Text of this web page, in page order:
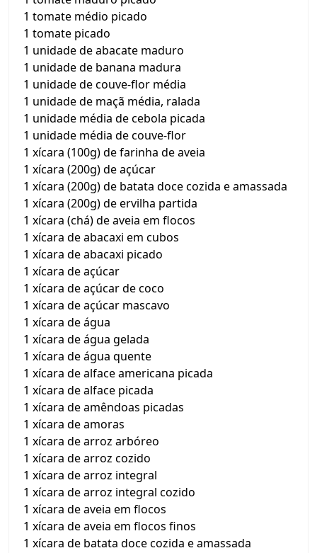
1 tomate médio picado
1 tomate picado
1 unidade de abacate maduro
1 unidade de banana madura
1 unidade de couve-flor média
1 unidade de maçã média, ralada
1 unidade média de cebola picada
1 unidade média de couve-flor
1 xícara (100g) de farinha de aveia
1 xícara (200g) de açúcar
1 xícara (200g) de batata doce cozida e amassada
1 xícara (200g) de ervilha partida
1 xícara (chá) de aveia em flocos
1 xícara de abacaxi em cubos
1 xícara de abacaxi picado
1 xícara de açúcar
1 xícara de açúcar de coco
1 xícara de açúcar mascavo
1 xícara de água
1 xícara de água gelada
1 xícara de água quente
1 xícara de alface americana picada
1 xícara de alface picada
1 xícara de amêndoas picadas
1 xícara de amoras
1 xícara de arroz arbóreo
1 xícara de arroz cozido
1 xícara de arroz integral
1 xícara de arroz integral cozido
1 xícara de aveia em flocos
1 xícara de aveia em flocos finos
1 xícara de batata doce cozida e amassada